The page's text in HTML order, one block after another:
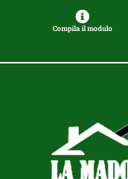
Compila il modulo